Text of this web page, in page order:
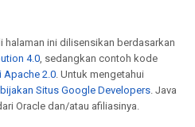
halaman ini dilisensikan berdasarkan
4.0, sedangkan contoh kode
Apache 2.0. Untuk mengetahui
Situs Google Developers. Java
Oracle dan/atau afiliasinya.